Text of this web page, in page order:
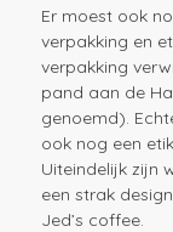
Er moest ook
verpakking en
verpakking
pand aan de
genoemd).
ook nog een
Uiteindelijk zijn
een strak
Jed’s coffee.